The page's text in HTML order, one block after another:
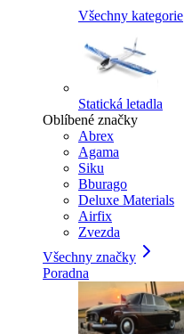
Všechny kategorie
Statická letadla
Oblíbené značky
Abrex
Agama
Siku
Bburago
Deluxe Materials
Airfix
Zvezda
Všechny značky
Poradna